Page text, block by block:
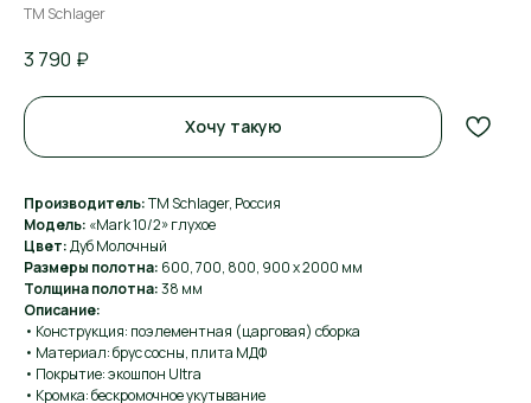
ТМ Schlager
3 790 ₽
Хочу такую
Производитель:ТМ Schlager, Россия
Модель: «Mark 10/2» глухое
Цвет:Дуб Молочный
Размеры полотна: 600, 700, 800, 900 х 2000 мм
Толщина полотна:38 мм
Описание:
• Конструкция: поэлементная (царговая) сборка
• Материал: брус сосны, плита МДФ
• Покрытие: экошпон Ultra
• Кромка: бескромочное укутывание